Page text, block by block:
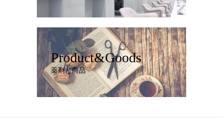
Product&Goods
薬剤と商品